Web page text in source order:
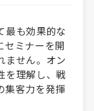
最も効果的な
セミナーを開
ません。オン
を理解し、戦
集客力を発揮